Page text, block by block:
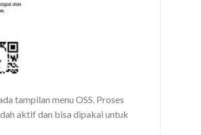
tampilan menu OSS. Proses
aktif dan bisa dipakai untuk